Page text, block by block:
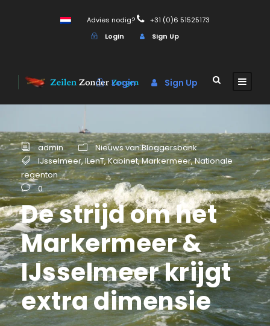
Advies nodig?
+31 (0)6 51525173
Login
Sign Up
Login Sign Up
admin
Nieuws van Bloggersbank
IJsselmeer,ILenT,Kabinet,Markermeer,Nationale
regenton
0
De strijd om het
Markermeer &
IJsselmeer krijgt
extra dimensie